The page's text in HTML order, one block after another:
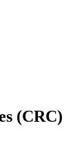
(CRC)